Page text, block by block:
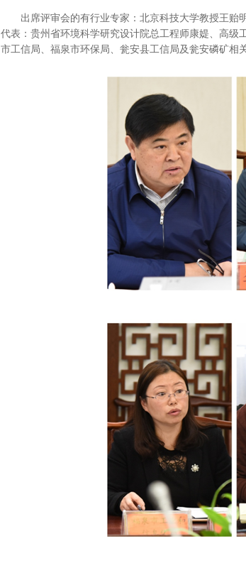
出席评审会的有行业专家：北京科技大学教授王贻
代表：贵州省环境科学研究设计院总工程师康媞、高级
市工信局、福泉市环保局、瓮安县工信局及瓮安磷矿相